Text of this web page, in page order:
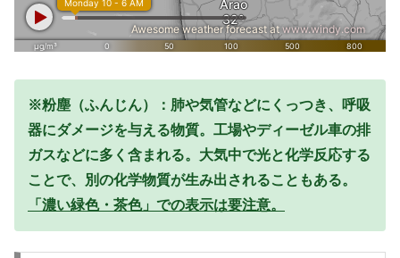
※粉塵（ふんじん）：肺や気管などにくっつき、呼吸
器にダメージを与える物質。工場やディーゼル車の排
ガスなどに多く含まれる。大気中で光と化学反応する
ことで、別の化学物質が生み出されることもある。
「濃い緑色・茶色」での表示は要注意。